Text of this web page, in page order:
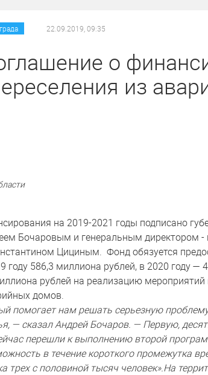
22.09.2019, 09:35
о
из
на 2019-2021 годы подписано
Бочаровым и генеральным директором -
Цициным. Фонд обязуется
году 586,3 миллиона рублей, в 2020 году —
рублей на реализацию
домов.
помогает нам решать серьезную
— сказал Андрей Бочаров. — Первую,
перешли к выполнению второй
в течение короткого промежутка
трех с половиной тысяч человек».На